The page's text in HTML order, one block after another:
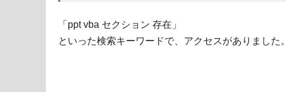
「ppt vba セクション 存在」
といった検索キーワードで、アクセスがありました。